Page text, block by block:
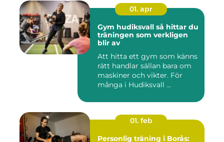
01. apr
Gym hudiksvall så hittar du
träningen som verkligen
blir av
Att hitta ett gym som känns
rätt handlar sällan bara om
maskiner och vikter. För
många i Hudiksvall ...
01. feb
Personlig träning i Borås: